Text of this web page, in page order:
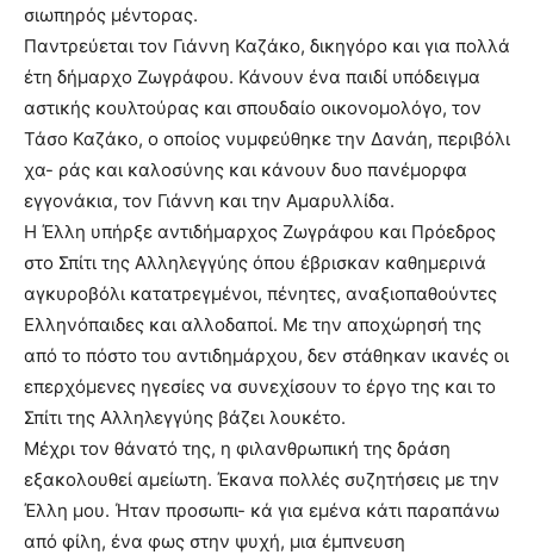
σιωπηρός μέντορας.
Παντρεύεται τον Γιάννη Καζάκο, δικηγόρο και για πολλά
έτη δήμαρχο Ζωγράφου. Κάνουν ένα παιδί υπόδειγμα
αστικής κουλτούρας και σπουδαίο οικονομολόγο, τον
Τάσο Καζάκο, ο οποίος νυμφεύθηκε την Δανάη, περιβόλι
χα- ράς και καλοσύνης και κάνουν δυο πανέμορφα
εγγονάκια, τον Γιάννη και την Αμαρυλλίδα.
Η Έλλη υπήρξε αντιδήμαρχος Ζωγράφου και Πρόεδρος
στο Σπίτι της Αλληλεγγύης όπου έβρισκαν καθημερινά
αγκυροβόλι κατατρεγμένοι, πένητες, αναξιοπαθούντες
Ελληνόπαιδες και αλλοδαποί. Με την αποχώρησή της
από το πόστο του αντιδημάρχου, δεν στάθηκαν ικανές οι
επερχόμενες ηγεσίες να συνεχίσουν το έργο της και το
Σπίτι της Αλληλεγγύης βάζει λουκέτο.
Μέχρι τον θάνατό της, η φιλανθρωπική της δράση
εξακολουθεί αμείωτη. Έκανα πολλές συζητήσεις με την
Έλλη μου. Ήταν προσωπι- κά για εμένα κάτι παραπάνω
από φίλη, ένα φως στην ψυχή, μια έμπνευση